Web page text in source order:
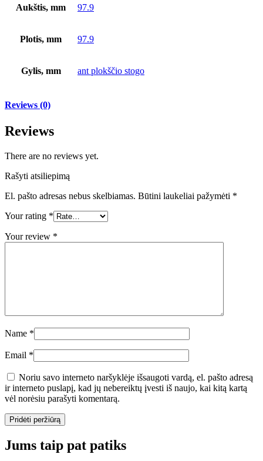
Aukštis, mm 97.9
Plotis, mm 97.9
Gylis, mm ant plokščio stogo
Reviews (0)
Reviews
There are no reviews yet.
Rašyti atsiliepimą
El. pašto adresas nebus skelbiamas. Būtini laukeliai pažymėti *
Your rating *
Your review *
Name *
Email *
Noriu savo interneto naršyklėje išsaugoti vardą, el. pašto adresą
ir interneto puslapį, kad jų nebereiktų įvesti iš naujo, kai kitą kartą
vėl norėsiu parašyti komentarą.
Jums taip pat patiks